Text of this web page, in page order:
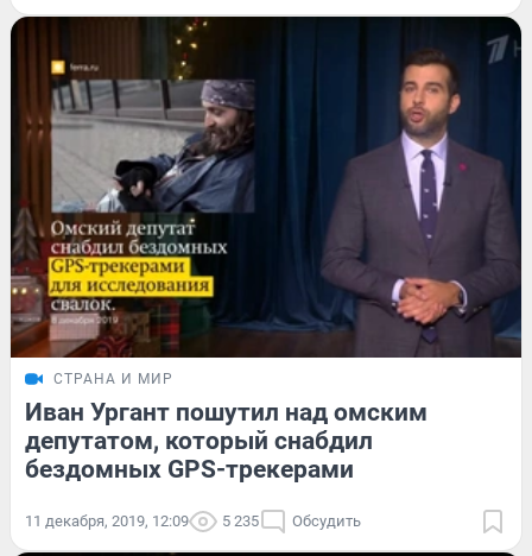
СТРАНА И МИР
Иван Ургант пошутил над омским
депутатом, который снабдил
бездомных GPS-трекерами
11 декабря, 2019, 12:09 5 235 Обсудить